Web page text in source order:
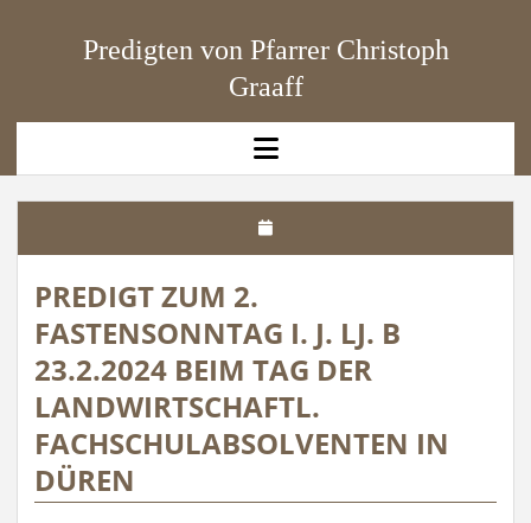
Predigten von Pfarrer Christoph
Graaff
open
menu
PREDIGT ZUM 2.
FASTENSONNTAG I. J. LJ. B
23.2.2024 BEIM TAG DER
LANDWIRTSCHAFTL.
FACHSCHULABSOLVENTEN IN
DÜREN